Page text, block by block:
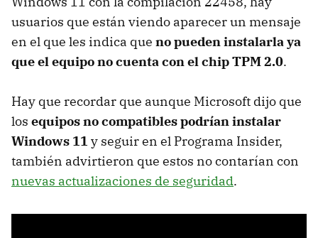
usuarios que están viendo aparecer un mensaje
en el que les indica que no pueden instalarla ya
que el equipo no cuenta con el chip TPM 2.0.
Hay que recordar que aunque Microsoft dijo que
los equipos no compatibles podrían instalar
Windows 11 y seguir en el Programa Insider,
también advirtieron que estos no contarían con
nuevas actualizaciones de seguridad.